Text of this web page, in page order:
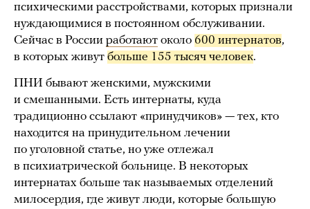
психическими расстройствами, которых признали
нуждающимися в постоянном обслуживании.
Сейчас в России работают около 600 интернатов,
в которых живут больше 155 тысяч человек.
ПНИ бывают женскими, мужскими
и смешанными. Есть интернаты, куда
традиционно ссылают «принудчиков» — тех, кто
находится на принудительном лечении
по уголовной статье, но уже отлежал
в психиатрической больнице. В некоторых
интернатах больше так называемых отделений
милосердия, где живут люди, которые большую